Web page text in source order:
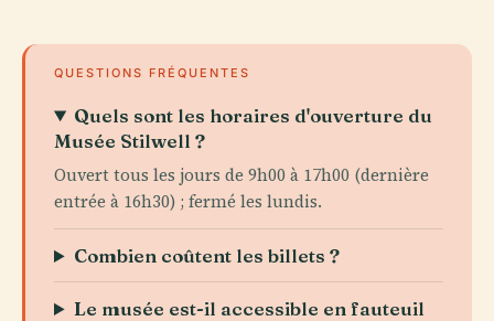
QUESTIONS FRÉQUENTES
Quels sont les horaires d'ouverture du
Musée Stilwell ?
Ouvert tous les jours de 9h00 à 17h00 (dernière
entrée à 16h30) ; fermé les lundis.
Combien coûtent les billets ?
Le musée est-il accessible en fauteuil